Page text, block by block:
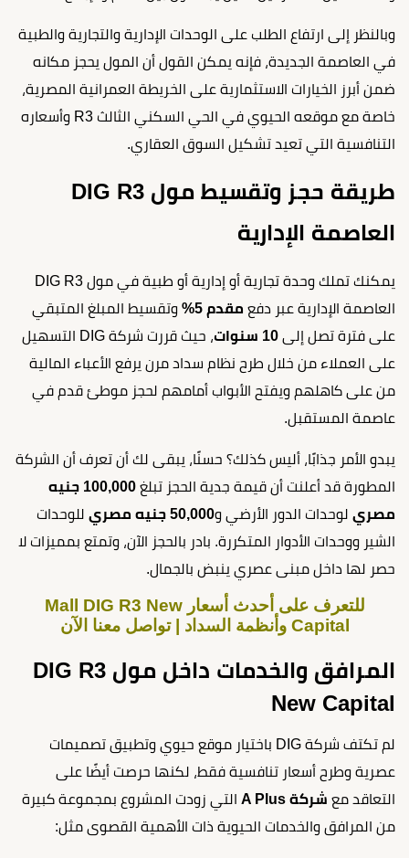
وبالنظر إلى ارتفاع الطلب على الوحدات الإدارية والتجارية والطبية
في العاصمة الجديدة، فإنه يمكن القول أن المول يحجز مكانه
ضمن أبرز الخيارات الاستثمارية على الخريطة العمرانية المصرية،
خاصة مع موقعه الحيوي في الحي السكني الثالث R3 وأسعاره
التنافسية التي تعيد تشكيل السوق العقاري.
طريقة حجز وتقسيط مول DIG R3
العاصمة الإدارية
يمكنك تملك وحدة تجارية أو إدارية أو طبية في مول DIG R3
العاصمة الإدارية عبر دفع مقدم 5%
وتقسيط المبلغ المتبقي
على فترة تصل إلى 10 سنوات
، حيث قررت شركة DIG التسهيل
على العملاء من خلال طرح نظام سداد مرن يرفع الأعباء المالية
من على كاهلهم ويفتح الأبواب أمامهم لحجز موطئ قدم في
عاصمة المستقبل.
يبدو الأمر جذابًا، أليس كذلك؟ حسنًا، يبقى لك أن تعرف أن الشركة
المطورة قد أعلنت أن قيمة جدية الحجز تبلغ
100,000 جنيه
مصري لوحدات الدور الأرضي و50,000 جنيه مصري
للوحدات
الشير ووحدات الأدوار المتكررة. بادر بالحجز الآن، وتمتع بمميزات لا
حصر لها داخل مبنى عصري ينبض بالجمال.
للتعرف على أحدث أسعار Mall DIG R3 New
Capital وأنظمة السداد | تواصل معنا الآن
المرافق والخدمات داخل مول DIG R3
New Capital
لم تكتف شركة DIG باختيار موقع حيوي وتطبيق تصميمات
عصرية وطرح أسعار تنافسية فقط، لكنها حرصت أيضًا على
التعاقد مع شركة A Plus
التي زودت المشروع بمجموعة كبيرة
من المرافق والخدمات الحيوية ذات الأهمية القصوى مثل: